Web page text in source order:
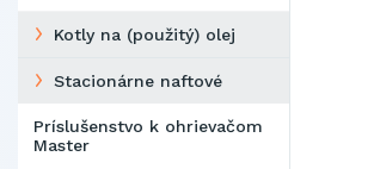
Kotly na (použitý) olej
Stacionárne naftové
Príslušenstvo k ohrievačom
Master